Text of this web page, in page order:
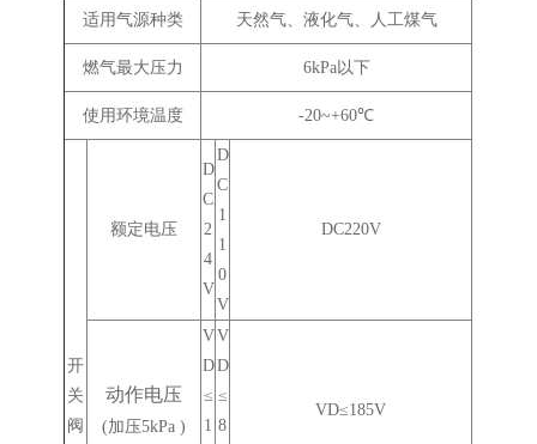
适用气源种类 天然气、液化气、人工煤气
燃气最大压力 6kPa以下
使用环境温度 -20~+60℃
开
关
阀
额定电压
D
C
2
4
V
D
C
1
1
0
V
DC220V
动作电压
(加压5kPa )
V
D
≤
1
V
D
≤
8
VD≤185V